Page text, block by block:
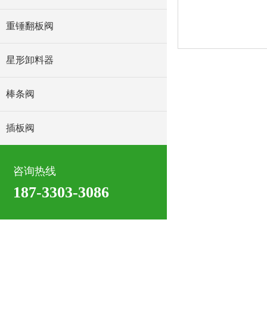
重锤翻板阀
星形卸料器
棒条阀
插板阀
咨询热线
187-3303-3086